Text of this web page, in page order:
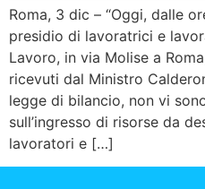
Roma, 3 dic – “Oggi, dalle
presidio di lavoratrici e
Lavoro, in via Molise a
ricevuti dal Ministro
legge di bilancio, non vi
sull’ingresso di risorse da
lavoratori e […]